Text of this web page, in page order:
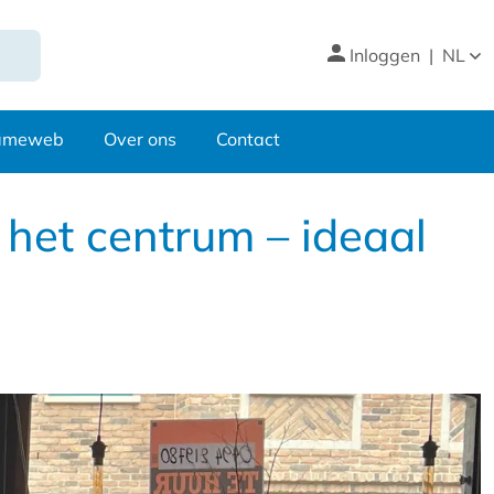
Inloggen | NL
Over ons Contact
centrum – ideaal